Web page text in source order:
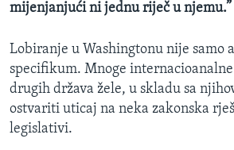
mijenjanjući ni jednu riječ u njemu.”
Lobiranje u Washingtonu nije samo
specifikum. Mnoge
drugih država žele, u skladu sa
ostvariti uticaj na neka zakonska
legislativi.